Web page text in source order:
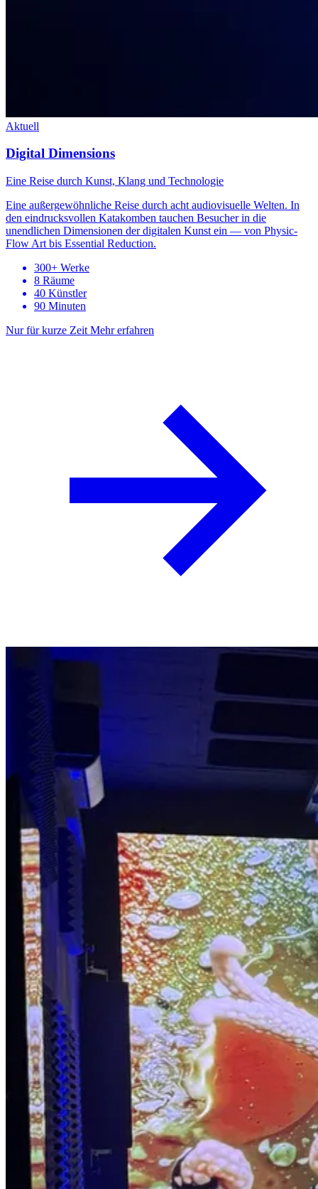
Aktuell
Digital Dimensions
Eine Reise durch Kunst, Klang und Technologie
Eine außergewöhnliche Reise durch acht audiovisuelle Welten. In
den eindrucksvollen Katakomben tauchen Besucher in die
unendlichen Dimensionen der digitalen Kunst ein — von Physic-
Flow Art bis Essential Reduction.
300+ Werke
8 Räume
40 Künstler
90 Minuten
Nur für kurze Zeit Mehr erfahren